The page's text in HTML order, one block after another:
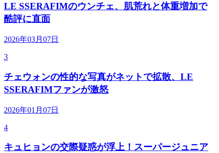
LE SSERAFIMのウンチェ、肌荒れと体重増加で
酷評に直面
2026年03月07日
3
チェウォンの性的な写真がネットで拡散、LE
SSERAFIMファンが激怒
2026年01月07日
4
キュヒョンの交際疑惑が浮上！スーパージュニア